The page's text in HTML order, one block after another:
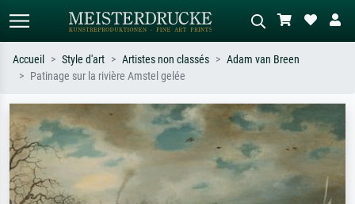
Recherchez par artiste, titre ou style –
ex. Monet, Nuit étoilée,
impressionnisme, vague de Hokusai,
nu.
Décrivez la scène – ex. prairie verte,
abstrait avec beaucoup de rouge,
tableau sombre, nu debout près d'un
arbre.
Accueil Style d'art Artistes non classés
Adam van Breen
Patinage sur la rivière Amstel gelée